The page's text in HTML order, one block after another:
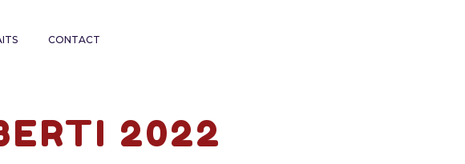
CONTACT
2022